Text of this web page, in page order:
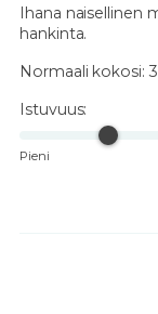
Ihana naisellinen
hankinta.
Normaali kokosi:
Istuvuus:
Pieni